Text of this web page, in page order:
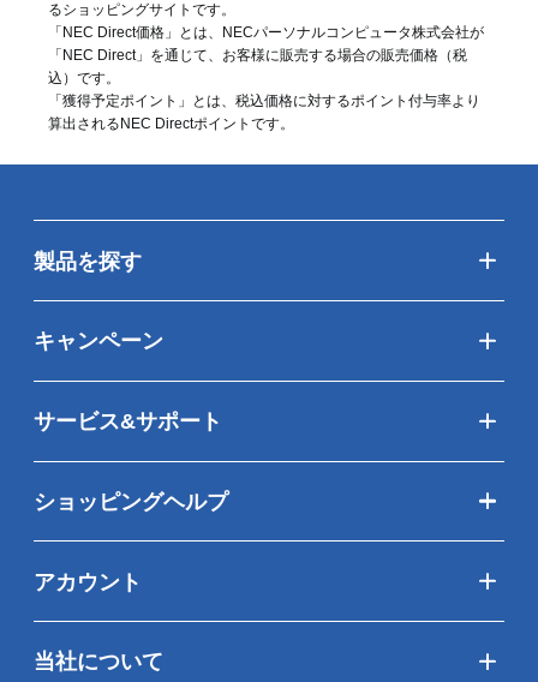
るショッピングサイトです。
「NEC Direct価格」とは、NECパーソナルコンピュータ株式会社が
「NEC Direct」を通じて、お客様に販売する場合の販売価格（税
込 ）です。
「獲得予定ポイント」とは、税込価格に対するポイント付与率より
算出されるNEC Directポイントです。
製品を探す
キャンペーン
サービス&サポート
ショッピングヘルプ
アカウント
当社について